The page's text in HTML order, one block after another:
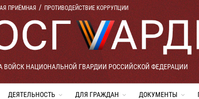
ПРИЁМНАЯ ПРОТИВОДЕЙСТВИЕ КОРРУПЦИИ
ВОЙСК НАЦИОНАЛЬНОЙ ГВАРДИИ РОССИЙСКОЙ ФЕДЕРАЦИИ
ДЕЯТЕЛЬНОСТЬ ДЛЯ ГРАЖДАН ДОКУМЕНТЫ